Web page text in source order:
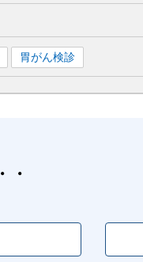
胃がん検診